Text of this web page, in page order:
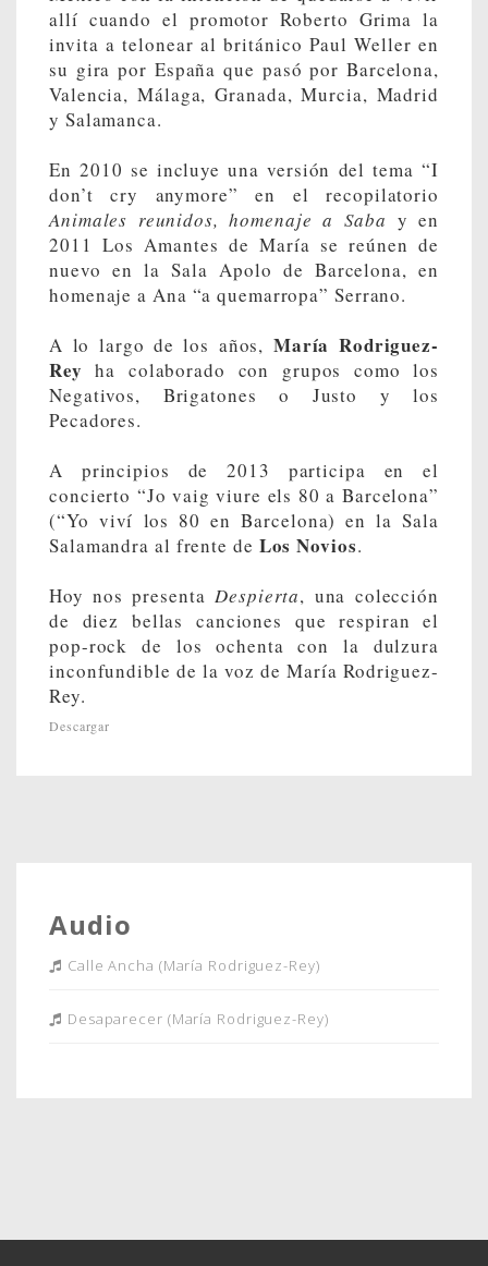
allí cuando el promotor Roberto Grima la
invita a telonear al británico Paul Weller en
su gira por España que pasó por Barcelona,
Valencia, Málaga, Granada, Murcia, Madrid
y Salamanca.
En 2010 se incluye una versión del tema “I
don’t cry anymore” en el recopilatorio
Animales reunidos, homenaje a Saba y en
2011 Los Amantes de María se reúnen de
nuevo en la Sala Apolo de Barcelona, en
homenaje a Ana “a quemarropa” Serrano.
A lo largo de los años, María Rodriguez-
Rey ha colaborado con grupos como los
Negativos, Brigatones o Justo y los
Pecadores.
A principios de 2013 participa en el
concierto “Jo vaig viure els 80 a Barcelona”
(“Yo viví los 80 en Barcelona) en la Sala
Salamandra al frente de Los Novios.
Hoy nos presentaDespierta, una colección
de diez bellas canciones que respiran el
pop-rock de los ochenta con la dulzura
inconfundible de la voz de María Rodriguez-
Rey.
Descargar
Audio
Calle Ancha (María Rodriguez-Rey)
Desaparecer (María Rodriguez-Rey)